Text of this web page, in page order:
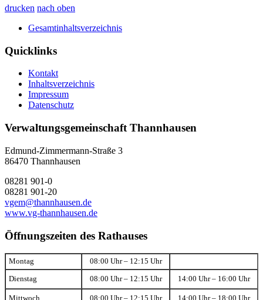
drucken nach oben
Gesamtinhaltsverzeichnis
Quicklinks
Kontakt
Inhaltsverzeichnis
Impressum
Datenschutz
Verwaltungsgemeinschaft Thannhausen
Edmund-Zimmermann-Straße 3
86470 Thannhausen
08281 901-0
08281 901-20
vgem@thannhausen.de
www.vg-thannhausen.de
Öffnungszeiten des Rathauses
Montag 08:00 Uhr – 12:15 Uhr
Dienstag 08:00 Uhr – 12:15 Uhr 14:00 Uhr – 16:00 Uhr